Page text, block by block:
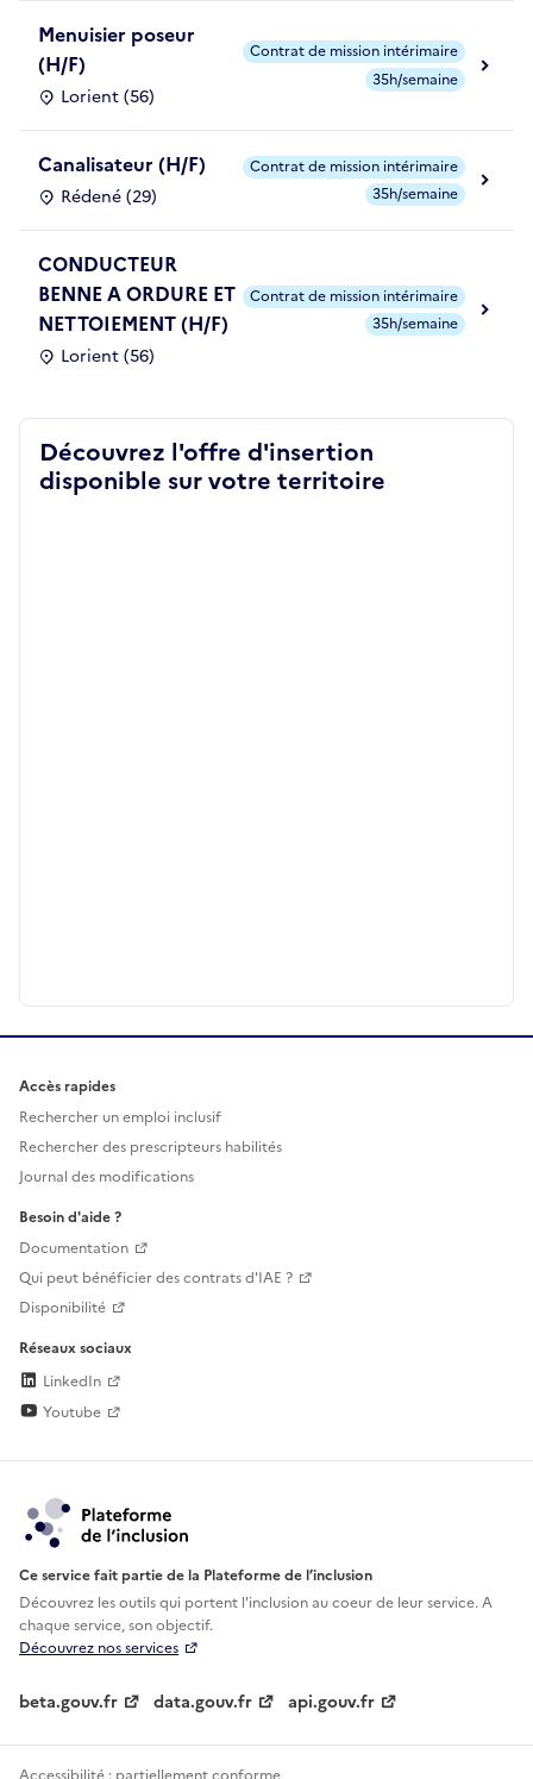
Menuisier poseur
(H/F)
Lorient (56)
Contrat de mission intérimaire
35h/semaine
Canalisateur (H/F)
Rédené (29)
Contrat de mission intérimaire
35h/semaine
CONDUCTEUR
BENNE A ORDURE ET
NETTOIEMENT (H/F)
Lorient (56)
Contrat de mission intérimaire
35h/semaine
Découvrez l'offre d'insertion
disponible sur votre territoire
Accès rapides
Rechercher un emploi inclusif
Rechercher des prescripteurs habilités
Journal des modifications
Besoin d'aide ?
Documentation
Qui peut bénéficier des contrats d'IAE ?
Disponibilité
Réseaux sociaux
LinkedIn
Youtube
Ce service fait partie de la Plateforme de l’inclusion
Découvrez les outils qui portent l'inclusion aucoeur de leur service. A
chaque service, son objectif.
Découvrez nos services
beta.gouv.fr data.gouv.fr api.gouv.fr